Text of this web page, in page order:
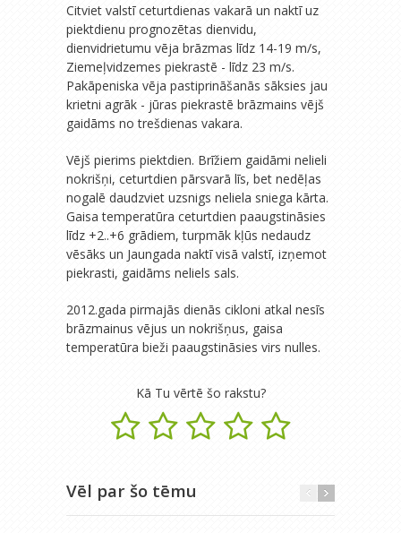
Citviet valstī ceturtdienas vakarā un naktī uz
piektdienu prognozētas dienvidu,
dienvidrietumu vēja brāzmas līdz 14-19 m/s,
Ziemeļvidzemes piekrastē - līdz 23 m/s.
Pakāpeniska vēja pastiprināšanās sāksies jau
krietni agrāk - jūras piekrastē brāzmains vējš
gaidāms no trešdienas vakara.
Vējš pierims piektdien. Brīžiem gaidāmi nelieli
nokrišņi, ceturtdien pārsvarā līs, bet nedēļas
nogalē daudzviet uzsnigs neliela sniega kārta.
Gaisa temperatūra ceturtdien paaugstināsies
līdz +2..+6 grādiem, turpmāk kļūs nedaudz
vēsāks un Jaungada naktī visā valstī, izņemot
piekrasti, gaidāms neliels sals.
2012.gada pirmajās dienās cikloni atkal nesīs
brāzmainus vējus un nokrišņus, gaisa
temperatūra bieži paaugstināsies virs nulles.
Kā Tu vērtē šo rakstu?
Vēl par šo tēmu